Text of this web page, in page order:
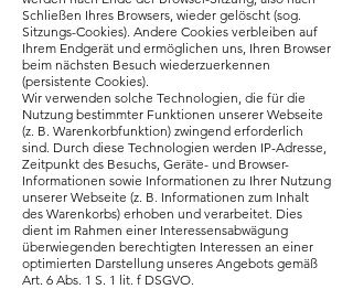
Schließen Ihres Browsers, wieder gelöscht (sog.
Sitzungs-Cookies). Andere Cookies verbleiben auf
Ihrem Endgerät und ermöglichen uns, Ihren Browser
beim nächsten Besuch wiederzuerkennen
(persistente Cookies).
Wir verwenden solche Technologien, die für die
Nutzung bestimmter Funktionen unserer Webseite
(z. B. Warenkorbfunktion) zwingend erforderlich
sind. Durch diese Technologien werden IP-Adresse,
Zeitpunkt des Besuchs, Geräte- und Browser-
Informationen sowie Informationen zu Ihrer Nutzung
unserer Webseite (z. B. Informationen zum Inhalt
des Warenkorbs) erhoben und verarbeitet. Dies
dient im Rahmen einer Interessensabwägung
überwiegenden berechtigten Interessen an einer
optimierten Darstellung unseres Angebots gemäß
Art. 6 Abs. 1 S. 1 lit. f DSGVO.